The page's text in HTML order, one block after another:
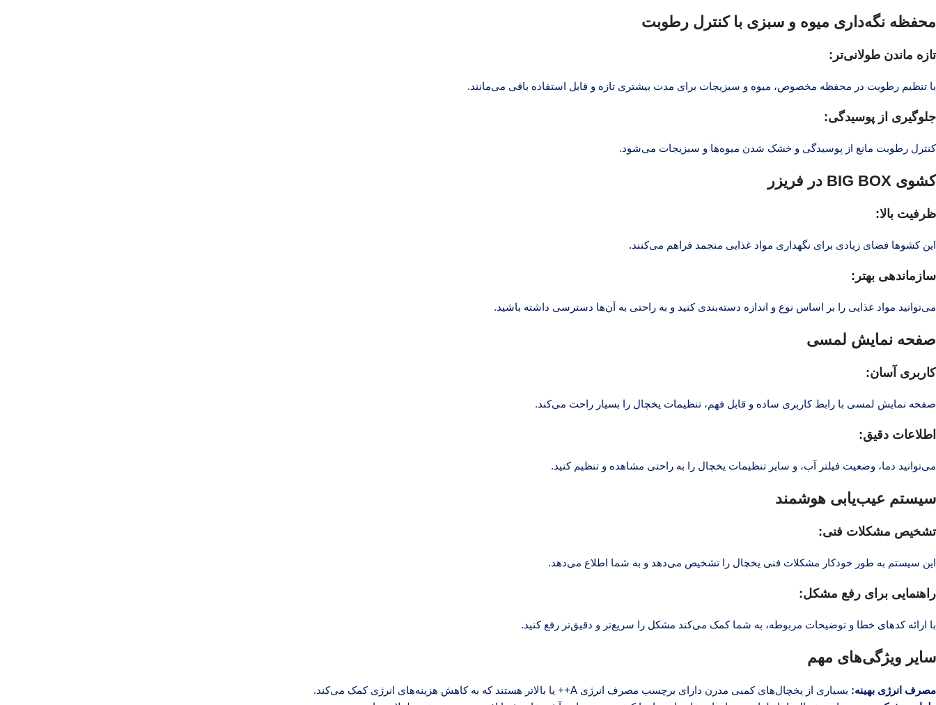
محفظه نگه‌داری میوه و سبزی با کنترل رطوبت
تازه ماندن طولانی‌تر:
با تنظیم رطوبت در محفظه مخصوص، میوه و سبزیجات برای مدت بیشتری تازه و قابل استفاده باقی می‌مانند.
جلوگیری از پوسیدگی:
کنترل رطوبت مانع از پوسیدگی و خشک شدن میوه‌ها و سبزیجات می‌شود.
کشوی BIG BOX در فریزر
ظرفیت بالا:
این کشوها فضای زیادی برای نگهداری مواد غذایی منجمد فراهم می‌کنند.
سازماندهی بهتر:
می‌توانید مواد غذایی را بر اساس نوع و اندازه دسته‌بندی کنید و به راحتی به آن‌ها دسترسی داشته باشید.
صفحه نمایش لمسی
کاربری آسان:
صفحه نمایش لمسی با رابط کاربری ساده و قابل فهم، تنظیمات یخچال را بسیار راحت می‌کند.
اطلاعات دقیق:
می‌توانید دما، وضعیت فیلتر آب، و سایر تنظیمات یخچال را به راحتی مشاهده و تنظیم کنید.
سیستم عیب‌یابی هوشمند
تشخیص مشکلات فنی:
این سیستم به طور خودکار مشکلات فنی یخچال را تشخیص می‌دهد و به شما اطلاع می‌دهد.
راهنمایی برای رفع مشکل:
با ارائه کدهای خطا و توضیحات مربوطه، به شما کمک می‌کند مشکل را سریع‌تر و دقیق‌تر رفع کنید.
سایر ویژگی‌های مهم
مصرف انرژی بهینه: بسیاری از یخچال‌های کمبی مدرن دارای برچسب مصرف انرژی A++ یا بالاتر هستند که به کاهش هزینه‌های انرژی کمک می‌کند.